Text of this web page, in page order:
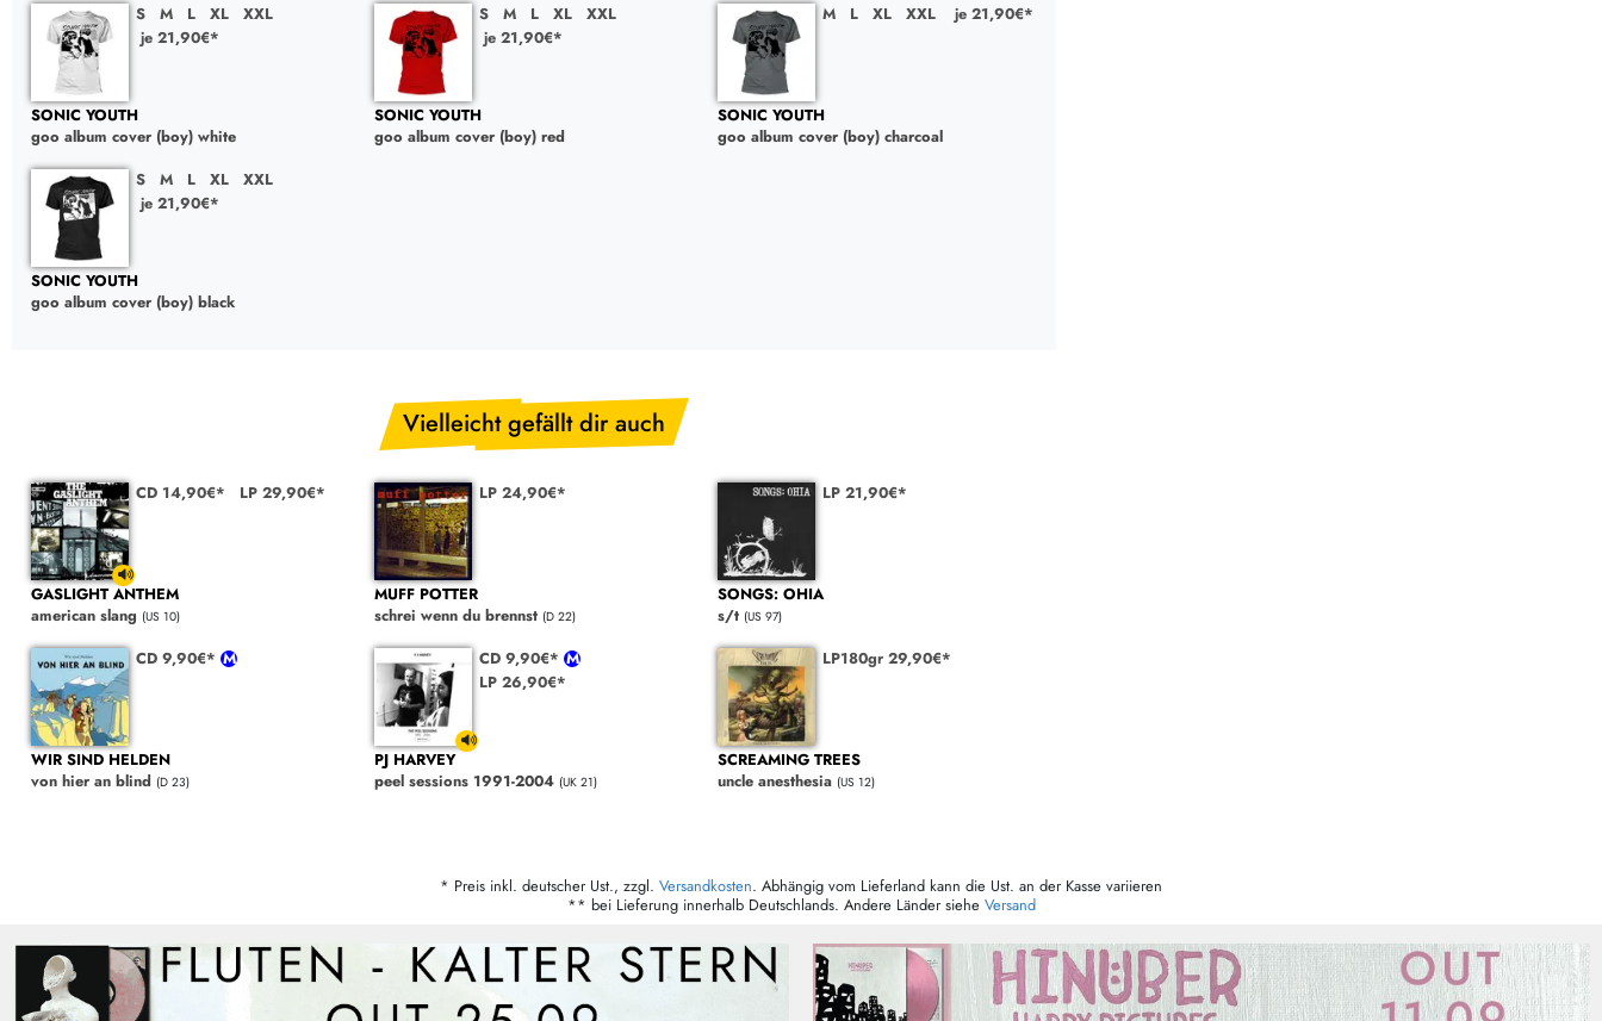
S M L XL
XXL
je 21,90€*
SONIC YOUTH
goo album cover (boy) white
S M L XL
XXL
je 21,90€*
SONIC YOUTH
goo album cover (boy) red
M L XL XXL je 21,90€*
SONIC YOUTH
goo album cover (boy) charcoal
S
M L XL
XXL
je 21,90€*
SONIC YOUTH
goo album cover (boy) black
Vielleicht gefällt dir auch
CD 14,90€* LP 29,90€*
GASLIGHT ANTHEM
american slang (US 10)
LP 24,90€*
MUFF POTTER
schrei wenn du brennst (D 22)
LP 21,90€*
SONGS: OHIA
s/t (US 97)
CD 9,90€*
WIR SIND HELDEN
von hier an blind (D 23)
CD 9,90€*
LP 26,90€*
PJ HARVEY
peel sessions 1991-2004 (UK 21)
LP180gr 29,90€*
SCREAMING TREES
uncle anesthesia (US 12)
* Preis inkl. deutscher Ust., zzgl. Versandkosten. Abhängig vom Lieferland kann die Ust. an der Kasse variieren
** bei Lieferung innerhalb Deutschlands. Andere Länder siehe Versand